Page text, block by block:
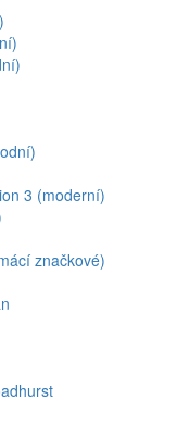
3 (moderní)
značkové)